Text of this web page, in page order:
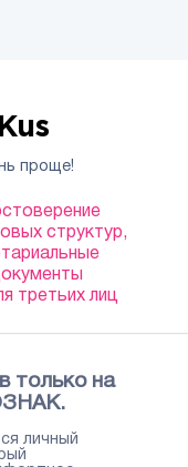
проще!
структур,
третьих лиц
только на
личный